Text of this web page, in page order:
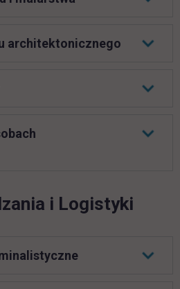
architektonicznego
i Logistyki